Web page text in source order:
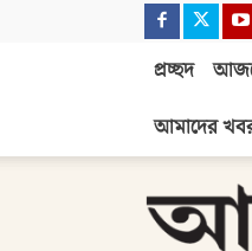
প্রচ্ছদ
আমাদের
আজাদী